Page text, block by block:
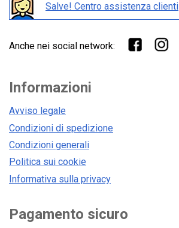
Salve! Centro assistenza clienti
Anche nei social network:
Informazioni
Avviso legale
Condizioni di spedizione
Condizioni generali
Politica sui cookie
Informativa sulla privacy
Pagamento sicuro